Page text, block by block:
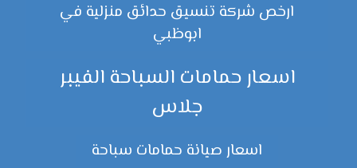
ارخص شركة تنسيق حدائق منزلية في
ابوظبي
اسعار حمامات السباحة الفيبر
جلاس
اسعار صيانة حمامات سباحة